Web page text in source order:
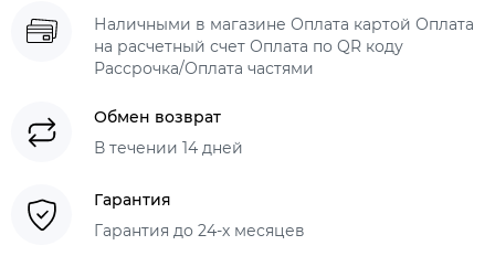
Наличными в магазине Оплата картой Оплата
на расчетный счет Оплата по QR коду
Рассрочка/Оплата частями
Обмен возврат
В течении 14 дней
Гарантия
Гарантия до 24-х месяцев